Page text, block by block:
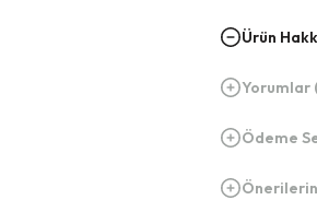
Ürün
Yorumlar
Ödeme